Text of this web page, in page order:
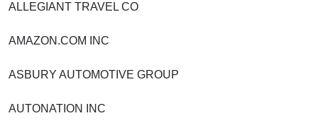
ALLEGIANT TRAVEL CO
AMAZON.COM INC
ASBURY AUTOMOTIVE GROUP
AUTONATION INC